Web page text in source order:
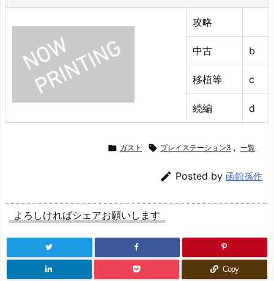
攻略
中古 b
移植等 c
続編 d
 ガスト  プレイステーション3 , 一覧
 Posted by 函館孫作
よろしければシェアお願いします
Copy